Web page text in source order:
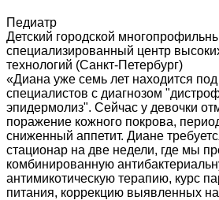
Педиатр
Детский городской
специализированный центр
технологий (Санкт-Петербург)
«Диана уже семь лет находится
специалистов с диагнозом
эпидермолиз". Сейчас у девочки
поражение кожного покрова,
сниженный аппетит. Диане
стационар на две недели, где мы
комбинированную
антимикотическую терапию, курс
питания, коррекцию выявленных